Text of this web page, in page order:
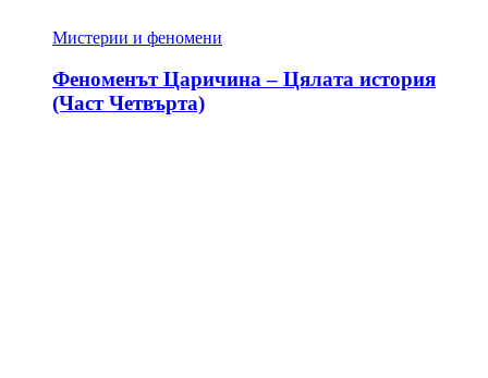
Мистерии и феномени
Феноменът Царичина – Цялата история
(Част Четвърта)